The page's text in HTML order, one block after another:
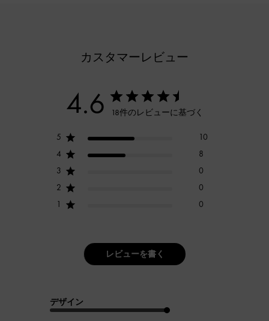
カスタマーレビュー
4.6 18件のレビューに基づく
5
10
4
8
3
0
2
0
1
0
レビューを書く
デザイン